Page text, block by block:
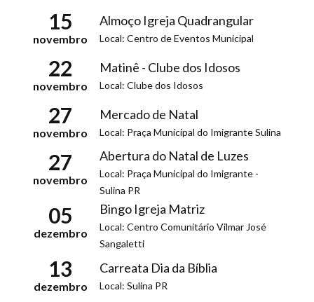
15
novembro
Almoço Igreja Quadrangular
Local: Centro de Eventos Municipal
22
novembro
Matinê - Clube dos Idosos
Local: Clube dos Idosos
27
novembro
Mercado de Natal
Local: Praça Municipal do Imigrante Sulina
27
novembro
Abertura do Natal de Luzes
Local: Praça Municipal do Imigrante -
Sulina PR
05
dezembro
Bingo Igreja Matriz
Local: Centro Comunitário Vilmar José
Sangaletti
13
dezembro
Carreata Dia da Bíblia
Local: Sulina PR